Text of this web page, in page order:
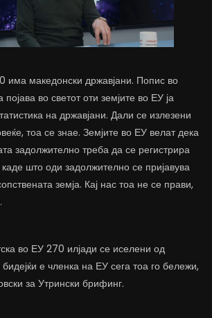
има македонски државјани. Попис во
појава во светот оти земјите во ЕУ ја
на државјани. Дали се излезени
тоа се знае. Земјите во ЕУ велат дека
задолжително треба да се регистрира
што оди задолжително се пријавува
земја. Кај нас тоа не се прави,
во ЕУ 270 илјади се иселени од
бидејќи е членка на ЕУ сега тоа го бележи,
за Утрински брифинг.